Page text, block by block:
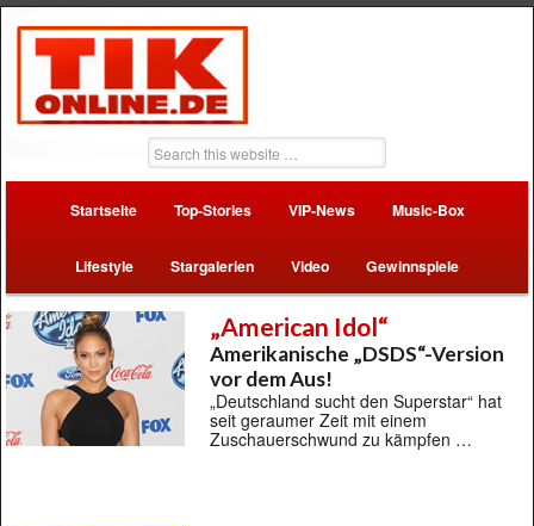
Startseite Top-Stories VIP-News Music-Box
Lifestyle Stargalerien Video Gewinnspiele
„American Idol“
Amerikanische „DSDS“-Version
vor dem Aus!
„Deutschland sucht den Superstar“ hat
seit geraumer Zeit mit einem
Zuschauerschwund zu kämpfen …